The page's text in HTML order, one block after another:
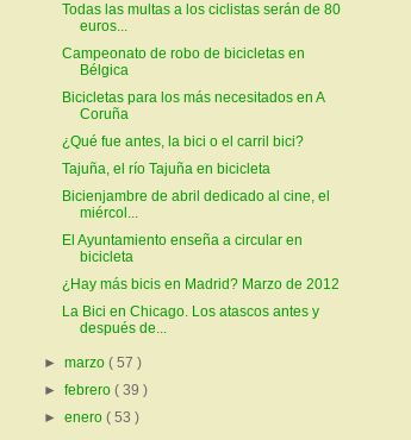
Todas las multas a los ciclistas serán de 80
euros...
Campeonato de robo de bicicletas en
Bélgica
Bicicletas para los más necesitados en A
Coruña
¿Qué fue antes, la bici o el carril bici?
Tajuña, el río Tajuña en bicicleta
Bicienjambre de abril dedicado al cine, el
miércol...
El Ayuntamiento enseña a circular en
bicicleta
¿Hay más bicis en Madrid? Marzo de 2012
La Bici en Chicago. Los atascos antes y
después de...
►marzo( 57 )
►febrero( 39 )
►enero( 53 )